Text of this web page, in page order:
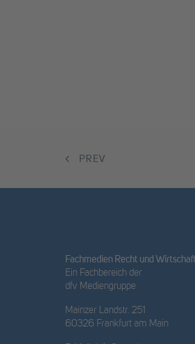
PREV
Fachmedien Recht und
Ein Fachbereich der
dfv Mediengruppe
Mainzer Landstr. 251
60326 Frankfurt am Main